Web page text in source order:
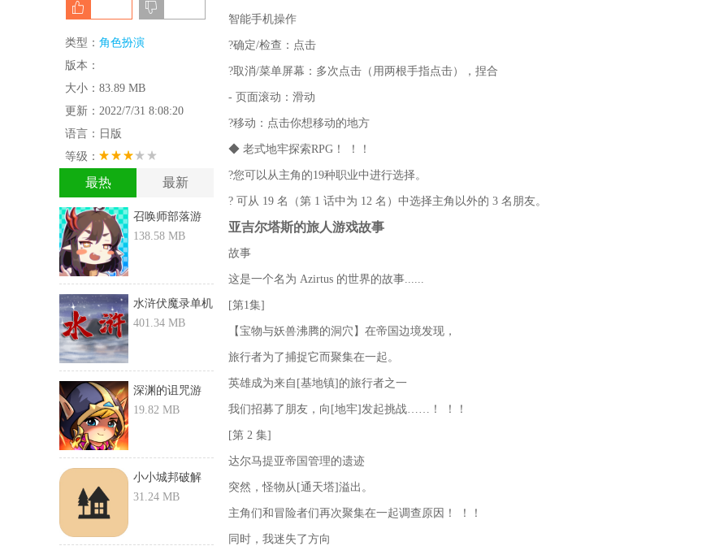
类型： 角色扮演
版本：
大小：83.89 MB
更新：2022/7/31 8:08:20
语言：日版
等级：
最热 最新
召唤师部落游
戏-召唤师...
138.58 MB
水浒伏魔录单机
游戏-水...
401.34 MB
深渊的诅咒游
戏-深渊的...
19.82 MB
小小城邦破解
版-小小城...
31.24 MB
智能手机操作
?确定/检查：点击
?取消/菜单屏幕：多次点击（用两根手指点击），捏合
- 页面滚动：滑动
?移动：点击你想移动的地方
◆ 老式地牢探索RPG！ ！！
?您可以从主角的19种职业中进行选择。
? 可从 19 名（第 1 话中为 12 名）中选择主角以外的 3 名朋友。
亚吉尔塔斯的旅人游戏故事
故事
这是一个名为 Azirtus 的世界的故事......
[第1集]
【宝物与妖兽沸腾的洞穴】在帝国边境发现，
旅行者为了捕捉它而聚集在一起。
英雄成为来自[基地镇]的旅行者之一
我们招募了朋友，向[地牢]发起挑战……！ ！！
[第 2 集]
达尔马提亚帝国管理的遗迹
突然，怪物从[通天塔]溢出。
主角们和冒险者们再次聚集在一起调查原因！ ！！
同时，我迷失了方向